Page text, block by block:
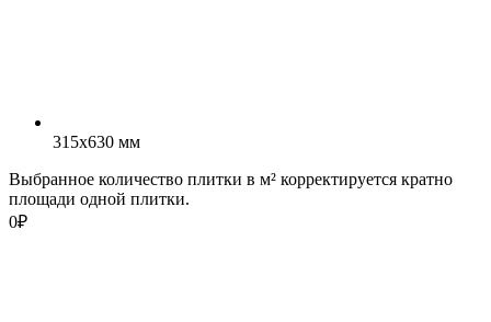
315x630 мм
Выбранное количество плитки в м² корректируется кратно
площади одной плитки.
0₽